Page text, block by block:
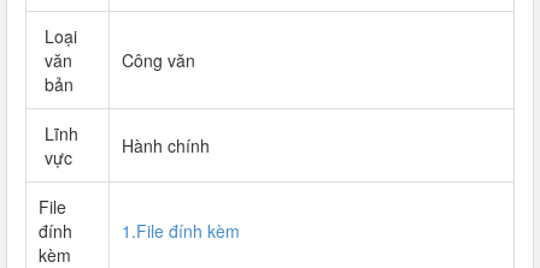
Loại
văn
bản
Công văn
Lĩnh
vực
Hành chính
File
đính
kèm
1.File đính kèm